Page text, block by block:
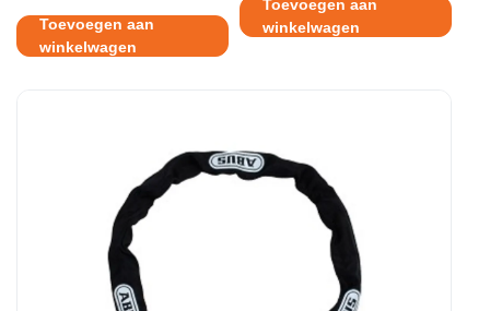
was:
€29.95.
is:
€13.95.
Toevoegen aan
winkelwagen
Toevoegen aan
winkelwagen